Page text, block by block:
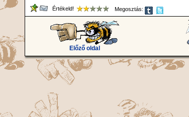
Értékeld! Megosztás:
Előző oldal